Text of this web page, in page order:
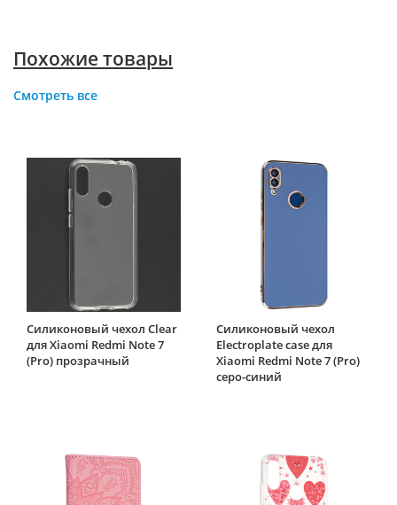
Похожие товары
Смотреть все
Силиконовый чехол Clear
для Xiaomi Redmi Note 7
(Pro) прозрачный
Силиконовый чехол
Electroplate case для
Xiaomi Redmi Note 7 (Pro)
серо-синий